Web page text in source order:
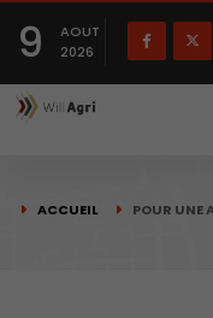
9
AOUT
2026
ACCUEIL POUR UNE